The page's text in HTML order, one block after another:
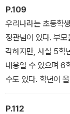
P.109
우리나라는 초등학
정관념이 있다. 부
각하지만, 사실 5학
내용일 수 있으며 6
수도 있다. 학년이
필요하다. 각 학년
마치 코끼리 다리만
P.112